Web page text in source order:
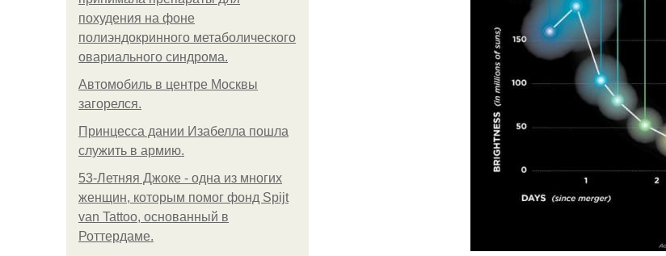
похудения на фоне
полиэндокринного метаболического
овариального синдрома.
Автомобиль в центре Москвы
загорелся.
Принцесса дании Изабелла пошла
служить в армию.
53-Летняя Джоке - одна из многих
женщин, которым помог фонд Spijt
van Tattoo, основанный в
Роттердаме.